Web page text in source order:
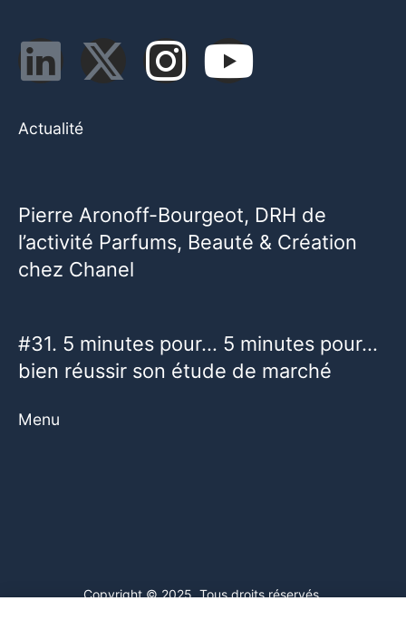
Actualité
Pierre Aronoff-Bourgeot, DRH de
l’activité Parfums, Beauté & Création
chez Chanel
#31. 5 minutes pour… 5 minutes pour…
bien réussir son étude de marché
Menu
Copyright © 2025. Tous droits réservés.